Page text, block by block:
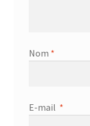
Nom *
E-mail *